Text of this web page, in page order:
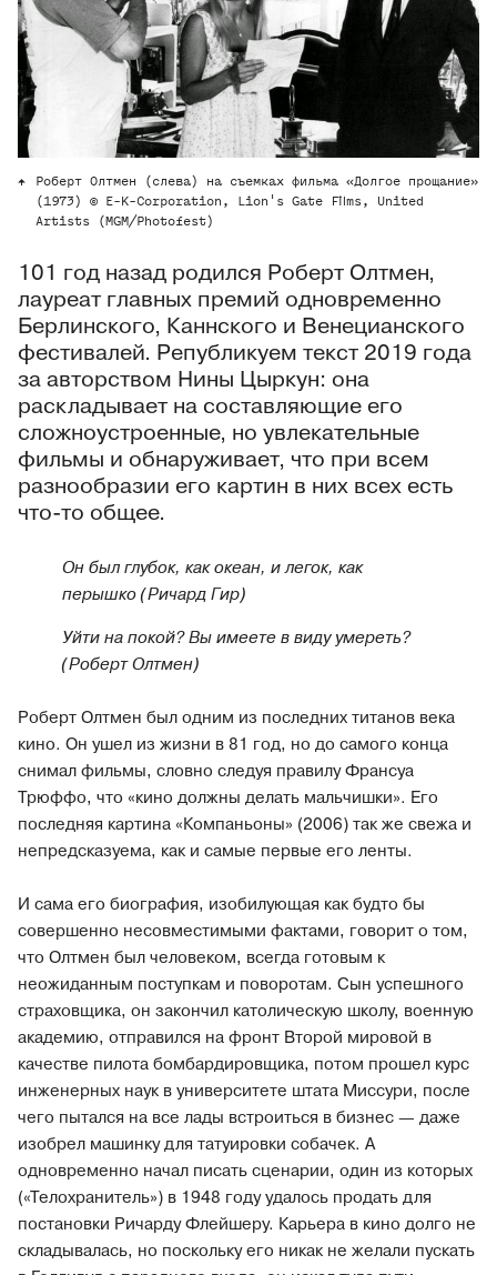
Роберт Олтмен (слева) на съемках фильма «Долгое прощание»
(1973) © E-K-Corporation, Lion's Gate Films, United
Artists (MGM/Photofest)
101 год назад родился Роберт Олтмен,
лауреат главных премий одновременно
Берлинского, Каннского и Венецианского
фестивалей. Републикуем текст 2019 года
за авторством Нины Цыркун: она
раскладывает на составляющие его
сложноустроенные, но увлекательные
фильмы и обнаруживает, что при всем
разнообразии его картин в них всех есть
что-то общее.
Он был глубок, как океан, и легок, как
перышко (Ричард Гир)
Уйти на покой? Вы имеете в виду умереть?
(Роберт Олтмен)
Роберт Олтмен был одним из последних титанов века
кино. Он ушел из жизни в 81 год, но до самого конца
снимал фильмы, словно следуя правилу Франсуа
Трюффо, что «кино должны делать мальчишки». Его
последняя картина «Компаньоны» (2006) так же свежа и
непредсказуема, как и самые первые его ленты.
И сама его биография, изобилующая как будто бы
совершенно несовместимыми фактами, говорит о том,
что Олтмен был человеком, всегда готовым к
неожиданным поступкам и поворотам. Сын успешного
страховщика, он закончил католическую школу, военную
академию, отправился на фронт Второй мировой в
качестве пилота бомбардировщика, потом прошел курс
инженерных наук в университете штата Миссури, после
чего пытался на все лады встроиться в бизнес — даже
изобрел машинку для татуировки собачек. А
одновременно начал писать сценарии, один из которых
(«Телохранитель») в 1948 году удалось продать для
постановки Ричарду Флейшеру. Карьера в кино долго не
складывалась, но поскольку его никак не желали пускать